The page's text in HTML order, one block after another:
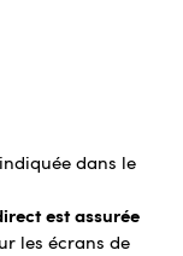
dans le
est assurée
les écrans de